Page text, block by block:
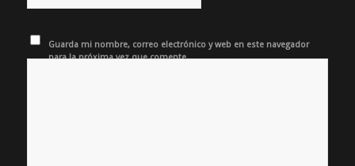
Guarda mi nombre, correo electrónico y web en este navegador
para la próxima vez que comente.